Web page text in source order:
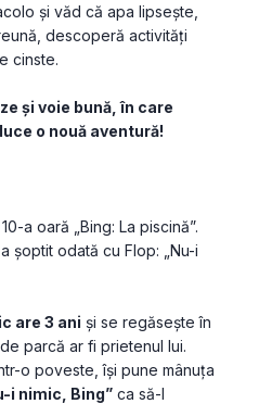
și văd că apa lipsește,
descoperă activități
cinste.
și voie bună, în care
o nouă aventură!
a oară „Bing: La piscină”.
șoptit odată cu Flop: „Nu-i
are 3 ani și se regăsește în
parcă ar fi prietenul lui.
o poveste, își pune mânuța
i nimic, Bing” ca să-l